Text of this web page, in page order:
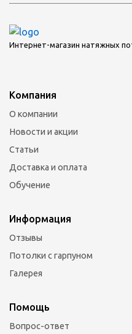
Интернет-магазин натяжных
Компания
О компании
Новости и акции
Статьи
Доставка и оплата
Обучение
Информация
Отзывы
Потолки с гарпуном
Галерея
Помощь
Вопрос-ответ